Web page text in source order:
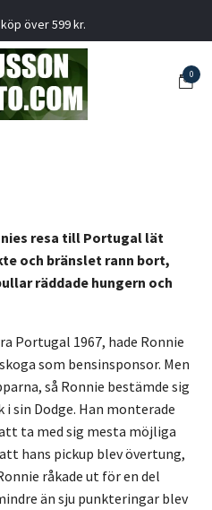
över 599 kr.
0
resa till Portugal lät
och bränslet rann bort,
räddade hungern och
Portugal 1967, hade Ronnie
som bensinsponsor. Men
så Ronnie bestämde sig
sin Dodge. Han monterade
ta med sig mesta möjliga
hans pickup blev övertung,
råkade ut för en del
än sju punkteringar blev